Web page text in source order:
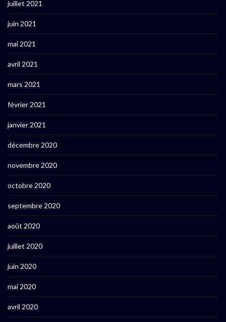
juillet 2021
juin 2021
mai 2021
avril 2021
mars 2021
février 2021
janvier 2021
décembre 2020
novembre 2020
octobre 2020
septembre 2020
août 2020
juillet 2020
juin 2020
mai 2020
avril 2020